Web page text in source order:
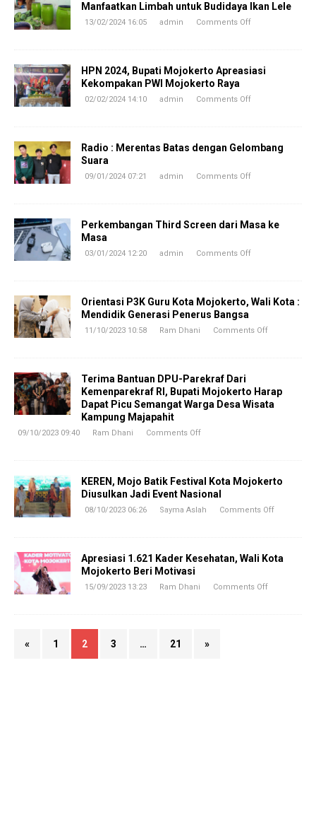
Manfaatkan Limbah untuk Budidaya Ikan Lele
13/02/2024 16:05 admin Comments Off
HPN 2024, Bupati Mojokerto Apreasiasi
Kekompakan PWI Mojokerto Raya
02/02/2024 14:10 admin Comments Off
Radio : Merentas Batas dengan Gelombang
Suara
09/01/2024 07:21 admin Comments Off
Perkembangan Third Screen dari Masa ke
Masa
03/01/2024 12:20 admin Comments Off
Orientasi P3K Guru Kota Mojokerto, Wali Kota :
Mendidik Generasi Penerus Bangsa
11/10/2023 10:58 Ram Dhani Comments Off
Terima Bantuan DPU-Parekraf Dari
Kemenparekraf RI, Bupati Mojokerto Harap
Dapat Picu Semangat Warga Desa Wisata
Kampung Majapahit
09/10/2023 09:40 Ram Dhani Comments Off
KEREN, Mojo Batik Festival Kota Mojokerto
Diusulkan Jadi Event Nasional
08/10/2023 06:26 Sayma Aslah Comments Off
Apresiasi 1.621 Kader Kesehatan, Wali Kota
Mojokerto Beri Motivasi
15/09/2023 13:23 Ram Dhani Comments Off
« 1 2 3 … 21 »